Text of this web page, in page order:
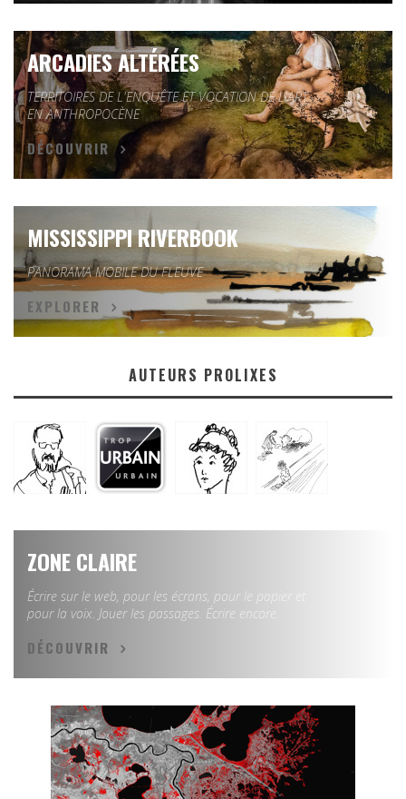
ARCADIES ALTÉRÉES
TERRITOIRES DE L'ENQUÊTE ET VOCATION DE L'ART
EN ANTHROPOCÈNE
DÉCOUVRIR
MISSISSIPPI RIVERBOOK
PANORAMA MOBILE DU FLEUVE
EXPLORER
AUTEURS PROLIXES
ZONE CLAIRE
Écrire sur le web, pour les écrans, pour le papier et
pour la voix. Jouer les passages. Écrire encore.
DÉCOUVRIR